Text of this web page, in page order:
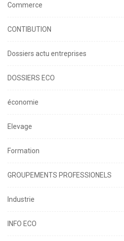
Commerce
CONTIBUTION
Dossiers actu entreprises
DOSSIERS ECO
économie
Elevage
Formation
GROUPEMENTS PROFESSIONELS
Industrie
INFO ECO